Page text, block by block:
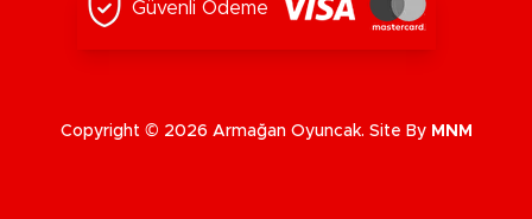
Güvenli Ödeme
Copyright © 2026 Armağan Oyuncak. Site By MNM